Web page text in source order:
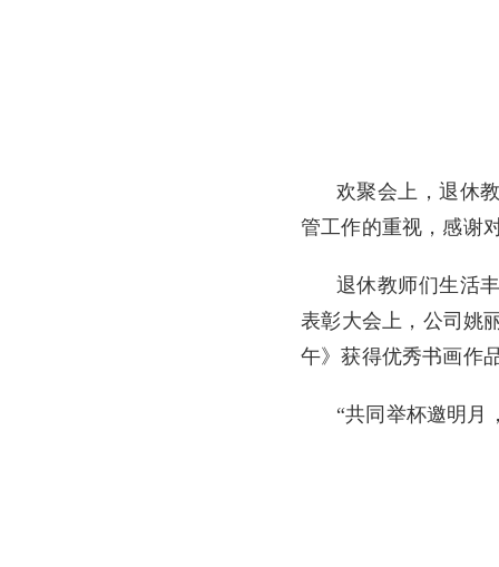
欢聚会上，退休
管工作的重视，感谢
退休教师们生活
表彰大会上，公司姚
午》获得优秀书画作
“共同举杯邀明 月